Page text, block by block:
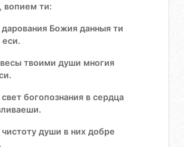
вопием ти:
дарования Божия данныя ти
твоими души многия
богопознания в сердца
чистоту души в них добре